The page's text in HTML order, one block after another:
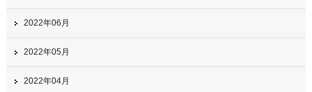
2022年06月
2022年05月
2022年04月